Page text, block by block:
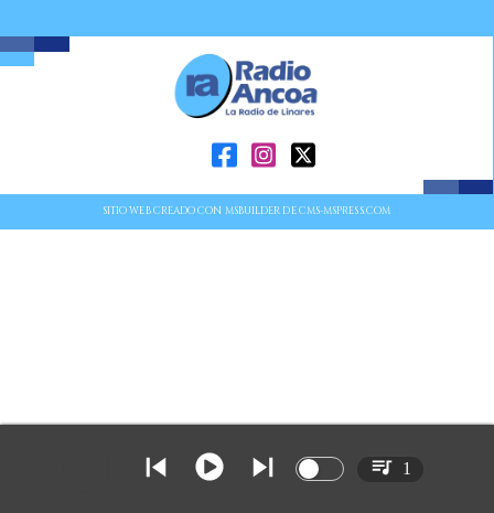
SITIO WEB CREADO CON MSBUILDER DE CMS-MSPRESS.COM
1